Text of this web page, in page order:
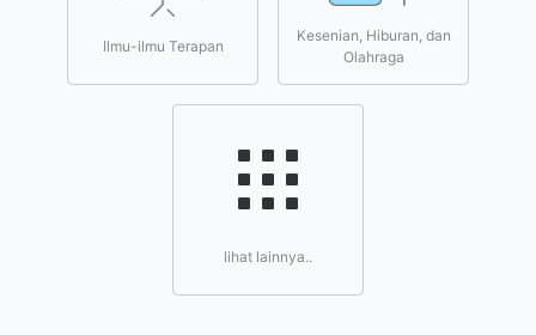
Ilmu-ilmu Terapan
Kesenian, Hiburan, dan
Olahraga
lihat lainnya..